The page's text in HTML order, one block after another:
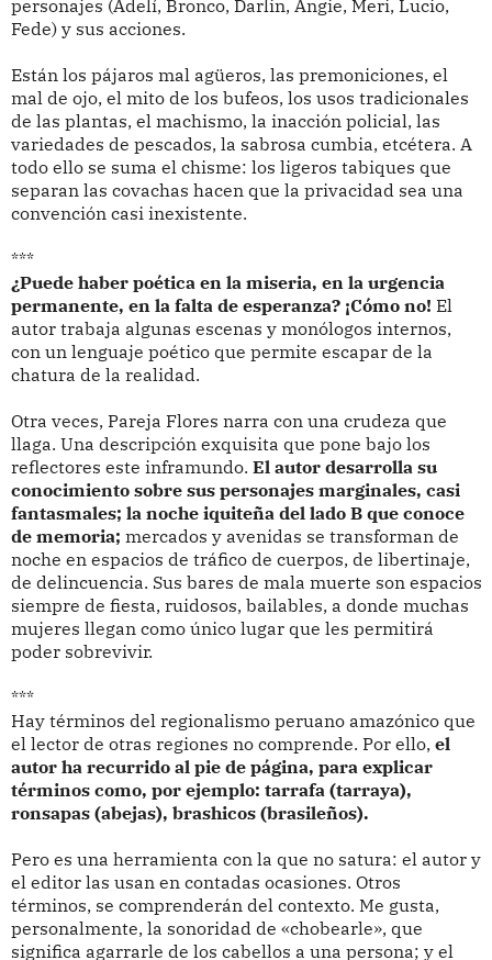
personajes (Adelí, Bronco, Darlin, Angie, Meri, Lucio,
Fede) y sus acciones.
Están los pájaros mal agüeros, las premoniciones, el
mal de ojo, el mito de los bufeos, los usos tradicionales
de las plantas, el machismo, la inacción policial, las
variedades de pescados, la sabrosa cumbia, etcétera. A
todo ello se suma el chisme: los ligeros tabiques que
separan las covachas hacen que la privacidad sea una
convención casi inexistente.
***
¿Puede haber poética en la miseria, en la urgencia
permanente, en la falta de esperanza? ¡Cómo no! El
autor trabaja algunas escenas y monólogos internos,
con un lenguaje poético que permite escapar de la
chatura de la realidad.
Otra veces, Pareja Flores narra con una crudeza que
llaga. Una descripción exquisita que pone bajo los
reflectores este inframundo. El autor desarrolla su
conocimiento sobre sus personajes marginales, casi
fantasmales; la noche iquiteña del lado B que conoce
de memoria; mercados y avenidas se transforman de
noche en espacios de tráfico de cuerpos, de libertinaje,
de delincuencia. Sus bares de mala muerte son espacios
siempre de fiesta, ruidosos, bailables, a donde muchas
mujeres llegan como único lugar que les permitirá
poder sobrevivir.
***
Hay términos del regionalismo peruano amazónico que
el lector de otras regiones no comprende. Por ello, el
autor ha recurrido al pie de página, para explicar
términos como, por ejemplo: tarrafa (tarraya),
ronsapas (abejas), brashicos (brasileños).
Pero es una herramienta con la que no satura: el autor y
el editor las usan en contadas ocasiones. Otros
términos, se comprenderán del contexto. Me gusta,
personalmente, la sonoridad de «chobearle», que
significa agarrarle de los cabellos a una persona; y el